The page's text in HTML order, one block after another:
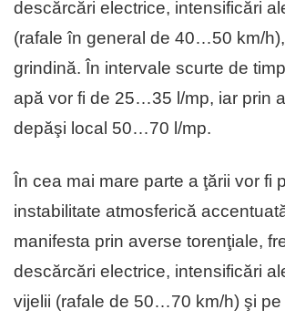
descărcări electrice, intensificări
(rafale în general de 40…50 km/
grindină. În intervale scurte de
apă vor fi de 25…35 l/mp, iar prin
depăşi local 50…70 l/mp.
În cea mai mare parte a ţării vor fi
instabilitate atmosferică
manifesta prin averse torenţiale,
descărcări electrice, intensificări
vijelii (rafale de 50…70 km/h) şi pe